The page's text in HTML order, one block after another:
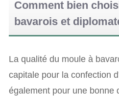
Comment bien
bavarois et
La qualité du moule à
capitale pour la confection
également pour une bonne